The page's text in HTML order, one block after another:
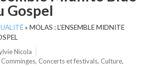
Gospel
» MOLAS : L’ENSEMBLE MIDNITE
Nicola
, Concerts et festivals, Culture,